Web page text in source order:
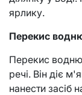
ярлику.
Перекис
Перекис водню
речі. Він діє
нанести засіб